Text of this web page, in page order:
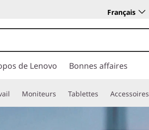
Français
de Lenovo Bonnes affaires
Moniteurs Tablettes Accessoires